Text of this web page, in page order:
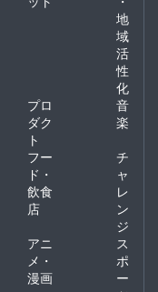
地
域
活
性
化
プロ
ダク
ト
音
楽
フー
ド・
飲食
店
チ
ャ
レ
ン
ジ
アニ
メ・
漫画
ス
ポ
ー